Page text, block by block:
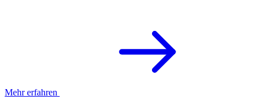
Mehr erfahren